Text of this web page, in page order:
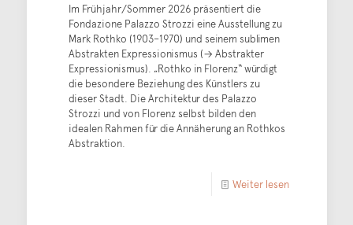
Im Frühjahr/Sommer 2026 präsentiert die
Fondazione Palazzo Strozzi eine Ausstellung zu
Mark Rothko (1903–1970) und seinem sublimen
Abstrakten Expressionismus (→ Abstrakter
Expressionismus). „Rothko in Florenz“ würdigt
die besondere Beziehung des Künstlers zu
dieser Stadt. Die Architektur des Palazzo
Strozzi und von Florenz selbst bilden den
idealen Rahmen für die Annäherung an Rothkos
Abstraktion.
Weiter lesen